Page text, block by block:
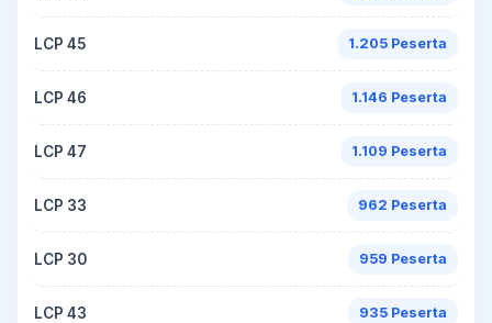
LCP 45 1.205 Peserta
LCP 46 1.146 Peserta
LCP 47 1.109 Peserta
LCP 33 962 Peserta
LCP 30 959 Peserta
LCP 43 935 Peserta